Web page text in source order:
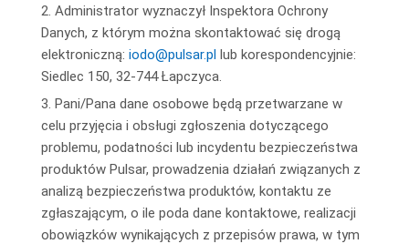
2. Administrator wyznaczył Inspektora Ochrony
Danych, z którym można skontaktować się drogą
elektroniczną: iodo@pulsar.pl lub korespondencyjnie:
Siedlec 150, 32-744 Łapczyca.
3. Pani/Pana dane osobowe będą przetwarzane w
celu przyjęcia i obsługi zgłoszenia dotyczącego
problemu, podatności lub incydentu bezpieczeństwa
produktów Pulsar, prowadzenia działań związanych z
analizą bezpieczeństwa produktów, kontaktu ze
zgłaszającym, o ile poda dane kontaktowe, realizacji
obowiązków wynikających z przepisów prawa, w tym